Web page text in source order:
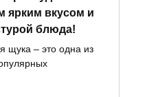
ярким вкусом и
блюда!
щука – это одна из